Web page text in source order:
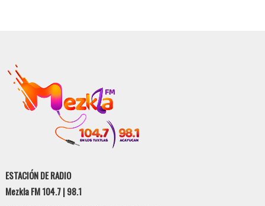
ESTACIÓN DE RADIO
Mezkla FM 104.7 | 98.1